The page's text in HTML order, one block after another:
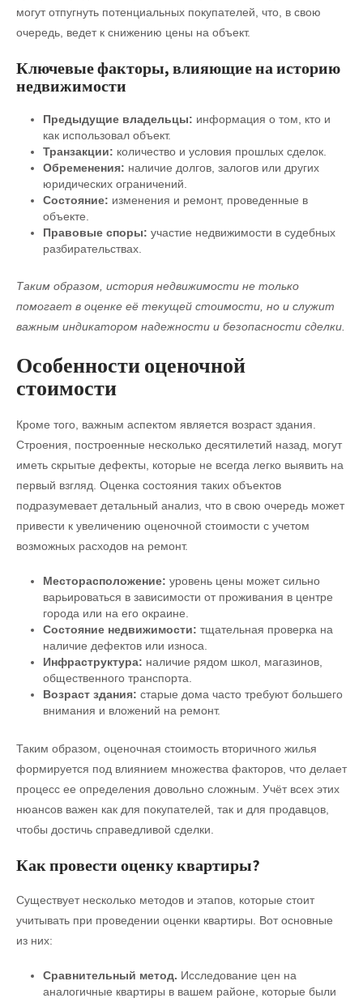
могут отпугнуть потенциальных покупателей, что, в свою
очередь, ведет к снижению цены на объект.
Ключевые факторы, влияющие на историю
недвижимости
Предыдущие владельцы: информация о том, кто и
как использовал объект.
Транзакции: количество и условия прошлых сделок.
Обременения: наличие долгов, залогов или других
юридических ограничений.
Состояние: изменения и ремонт, проведенные в
объекте.
Правовые споры: участие недвижимости в судебных
разбирательствах.
Таким образом, история недвижимости не только
помогает в оценке её текущей стоимости, но и служит
важным индикатором надежности и безопасности сделки.
Особенности оценочной
стоимости
Кроме того, важным аспектом является возраст здания.
Строения, построенные несколько десятилетий назад, могут
иметь скрытые дефекты, которые не всегда легко выявить на
первый взгляд. Оценка состояния таких объектов
подразумевает детальный анализ, что в свою очередь может
привести к увеличению оценочной стоимости с учетом
возможных расходов на ремонт.
Месторасположение: уровень цены может сильно
варьироваться в зависимости от проживания в центре
города или на его окраине.
Состояние недвижимости: тщательная проверка на
наличие дефектов или износа.
Инфраструктура: наличие рядом школ, магазинов,
общественного транспорта.
Возраст здания: старые дома часто требуют большего
внимания и вложений на ремонт.
Таким образом, оценочная стоимость вторичного жилья
формируется под влиянием множества факторов, что делает
процесс ее определения довольно сложным. Учёт всех этих
нюансов важен как для покупателей, так и для продавцов,
чтобы достичь справедливой сделки.
Как провести оценку квартиры?
Существует несколько методов и этапов, которые стоит
учитывать при проведении оценки квартиры. Вот основные
из них:
Сравнительный метод. Исследование цен на
аналогичные квартиры в вашем районе, которые были